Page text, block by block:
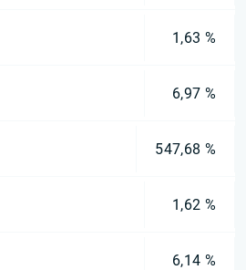
1,63 %
6,97 %
547,68 %
1,62 %
6,14 %